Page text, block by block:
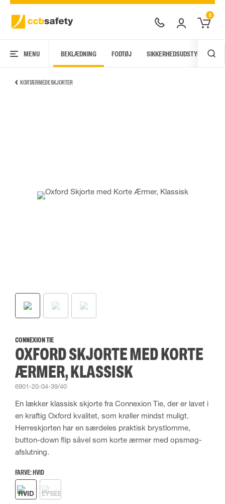
0
MENU BEKLÆDNING FODTØJ SIKKERHEDSUDSTYR
KORTÆRMEDE SKJORTER
CONNEXION TIE
OXFORD SKJORTE MED KORTE
ÆRMER, KLASSISK
6901-20-04-39/40
En lækker klassisk skjorte fra Connexion Tie, der er lavet i
en kraftig Oxford kvalitet, som krøller mindst muligt.
Herreskjorten har en særdeles praktisk brystlomme,
button-down flip såvel som korte ærmer med opsmøg-
afslutning.
FARVE: HVID